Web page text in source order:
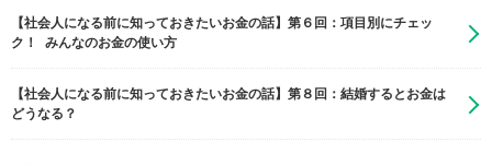
【社会人になる前に知っておきたいお金の話】第６回：項目別にチェッ
ク！ みんなのお金の使い方
【社会人になる前に知っておきたいお金の話】第８回：結婚するとお金は
どうなる？